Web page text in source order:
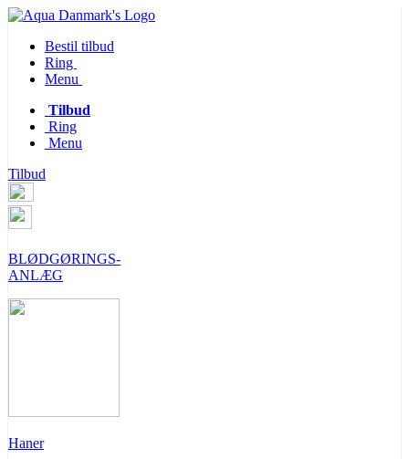
Bestil tilbud
Ring
Menu
Tilbud
Ring
Menu
Tilbud
BLØDGØRINGS-
ANLÆG
Haner